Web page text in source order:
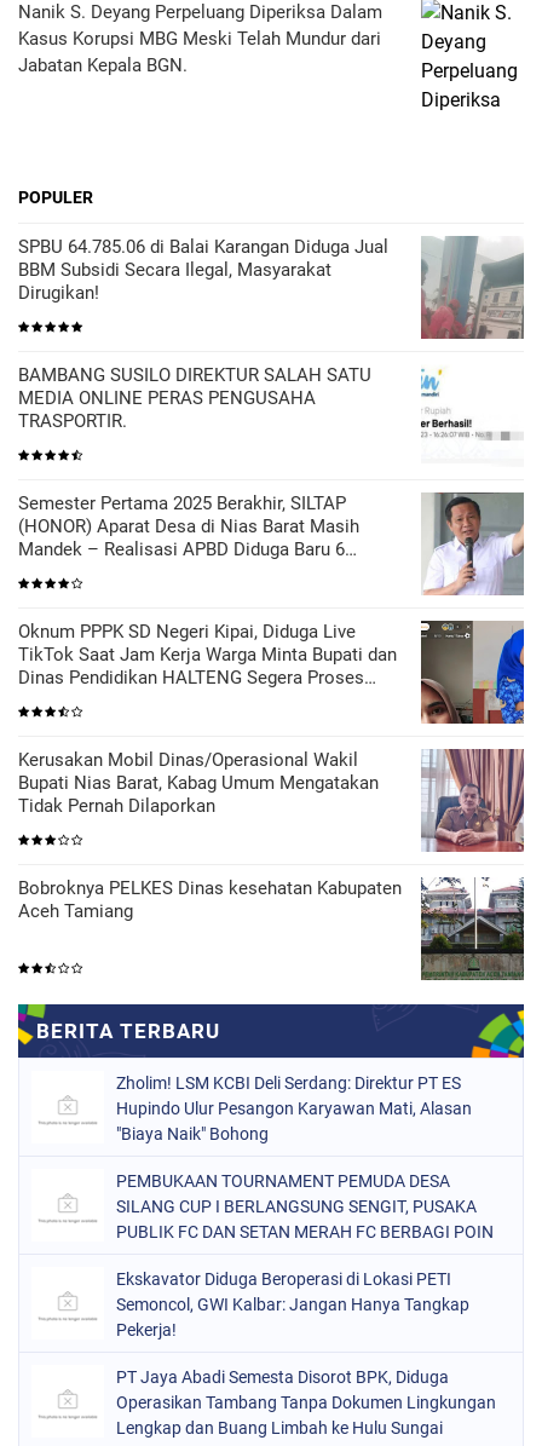
Nanik S. Deyang Perpeluang Diperiksa Dalam
Kasus Korupsi MBG Meski Telah Mundur dari
Jabatan Kepala BGN.
POPULER
SPBU 64.785.06 di Balai Karangan Diduga Jual
BBM Subsidi Secara Ilegal, Masyarakat
Dirugikan!
BAMBANG SUSILO DIREKTUR SALAH SATU
MEDIA ONLINE PERAS PENGUSAHA
TRASPORTIR.
Semester Pertama 2025 Berakhir, SILTAP
(HONOR) Aparat Desa di Nias Barat Masih
Mandek – Realisasi APBD Diduga Baru 6
Persen
Oknum PPPK SD Negeri Kipai, Diduga Live
TikTok Saat Jam Kerja Warga Minta Bupati dan
Dinas Pendidikan HALTENG Segera Proses
Sesuai Hukum
Kerusakan Mobil Dinas/Operasional Wakil
Bupati Nias Barat, Kabag Umum Mengatakan
Tidak Pernah Dilaporkan
Bobroknya PELKES Dinas kesehatan Kabupaten
Aceh Tamiang
Zholim! LSM KCBI Deli Serdang: Direktur PT ES
Hupindo Ulur Pesangon Karyawan Mati, Alasan
"Biaya Naik" Bohong
PEMBUKAAN TOURNAMENT PEMUDA DESA
SILANG CUP I BERLANGSUNG SENGIT, PUSAKA
PUBLIK FC DAN SETAN MERAH FC BERBAGI POIN
Ekskavator Diduga Beroperasi di Lokasi PETI
Semoncol, GWI Kalbar: Jangan Hanya Tangkap
Pekerja!
PT Jaya Abadi Semesta Disorot BPK, Diduga
Operasikan Tambang Tanpa Dokumen Lingkungan
Lengkap dan Buang Limbah ke Hulu Sungai